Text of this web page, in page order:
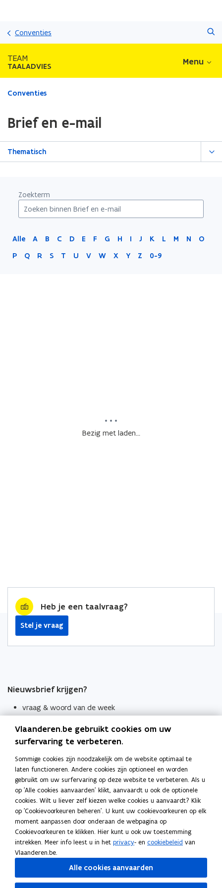
Conventies
TEAM
TAALADVIES Menu
Gedaan
zich
op:
Brief
Conventies
Brief en e-mail
Thematisch
Zoekterm
Alle A B C D E F G H I J K L M N
O
P
Q R S T U V W X Y Z 0-9
Bezig met laden...
Heb je een taalvraag?
Stel je vraag
Nieuwsbrief krijgen?
vraag & woord van de week
Schrijf je in
Thema's
Taaladviezen
Spellingregels
Tips voor duidelijke taal
Bekijk ook
Spellingtests
Boek- en webwijzer
Vlaanderen.be gebruikt cookies om uw
surfervaring te verbeteren.
Sommige cookies zijn noodzakelijk om de website optimaal te
laten functioneren. Andere cookies zijn optioneel en worden
gebruikt om uw surfervaring op deze website te verbeteren. Als u
op 'Alle cookies aanvaarden' klikt, aanvaardt u ook de optionele
cookies. Wilt u liever zelf kiezen welke cookies u aanvaardt? Klik
op 'Cookievoorkeuren beheren'. U kunt uw cookievoorkeuren op elk
moment aanpassen door onderaan de webpagina op
Cookievoorkeuren te klikken. Hier kunt u ook uw toestemming
intrekken. Meer info leest u in het privacy- en cookiebeleid van
Vlaanderen.be.
Alle cookies aanvaarden